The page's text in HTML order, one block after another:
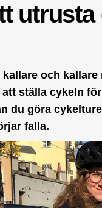
och
ställa cykeln
du göra
falla.